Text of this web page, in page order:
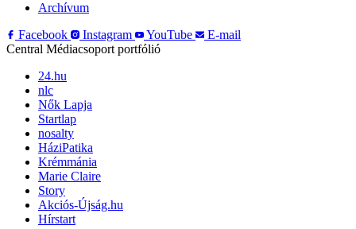
Archívum
Facebook
Instagram YouTube
E-mail
Central Médiacsoport portfólió
24.hu
nlc
Nők Lapja
Startlap
nosalty
HáziPatika
Krémmánia
Marie Claire
Story
Akciós-Újság.hu
Hírstart